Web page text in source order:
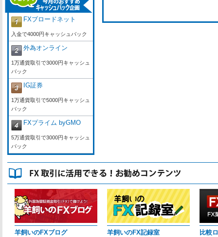
FXブロードネット
入金で4000円キャッシュバック
外為オンライン
1万通貨取引で3000円キャッシュ
バック
IG証券
1万通貨取引で5000円キャッシュ
バック
FXプライム byGMO
5万通貨取引で3000円キャッシュ
バック
羊飼いのFXブログ 羊飼いのFX記録室 比較